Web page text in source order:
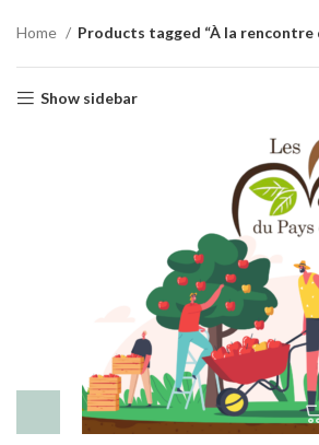
Home Products tagged “À la rencontre
Show sidebar